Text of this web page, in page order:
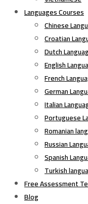
Languages Courses
Chinese
Croatian
Dutch
English
French
German
Italian
Portuguese
Romanian
Russian
Spanish
Turkish
Free Assessment
Blog